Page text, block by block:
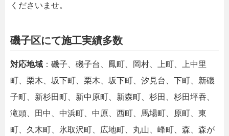
くださいませ。
磯子区にて施工実績多数
対応地域 ：磯子、磯子台、鳳町、岡村、上町、上中里
町、栗木、坂下町、栗木、坂下町、汐見台、下町、新磯
子町、新杉田町、新中原町、新森町、杉田、杉田坪吞、
滝頭、田中、中浜町、中原、西町、馬場町、原町、東
町、久木町、氷取沢町、広地町、丸山、峰町、森、森が